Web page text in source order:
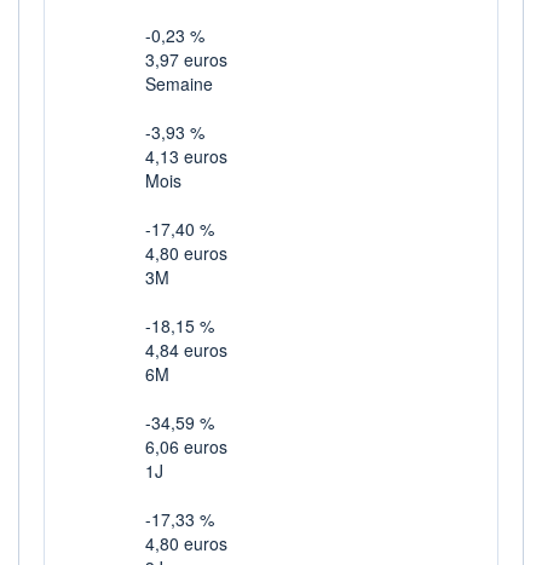
-0,23 %
3,97 euros
Semaine
-3,93 %
4,13 euros
Mois
-17,40 %
4,80 euros
3M
-18,15 %
4,84 euros
6M
-34,59 %
6,06 euros
1J
-17,33 %
4,80 euros